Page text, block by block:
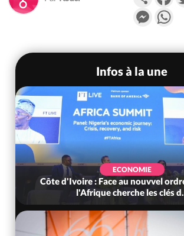
Infos à la une
ECONOMIE
Côte d'Ivoire : Face au nouvvel
l'Afrique cherche les clés